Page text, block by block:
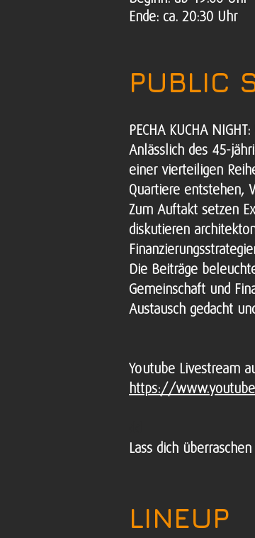
Ende: ca. 20:30 Uhr
PECHA KUCHA
Anlässlich des 45-
einer vierteiligen
Quartiere entstehen,
Zum Auftakt setzen
diskutieren
Die Beiträge
Gemeinschaft und
Austausch gedacht
Youtube Livestream
https://
Lass dich
PUBLIC
LINEUP